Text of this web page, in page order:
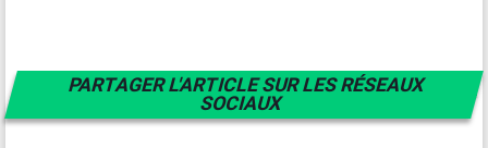
PARTAGER L'ARTICLE SUR LES RÉSEAUX
SOCIAUX